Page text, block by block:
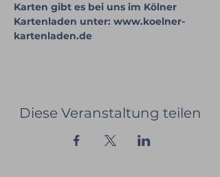
Karten gibt es bei uns im Kölner
Kartenladen unter: www.koelner-
kartenladen.de
Diese Veranstaltung teilen